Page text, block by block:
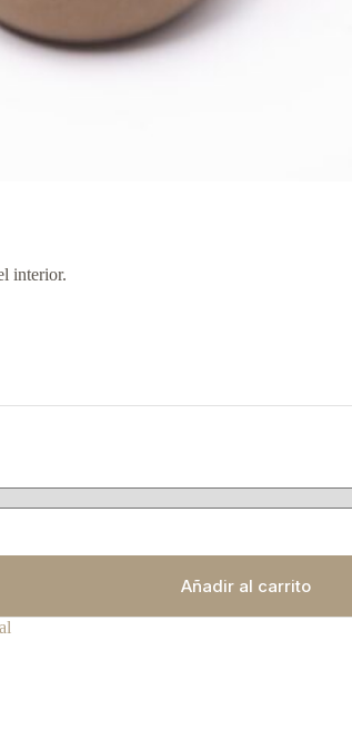
interior.
Añadir al carrito